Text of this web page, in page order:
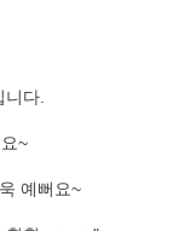
다.
~
예뻐요~